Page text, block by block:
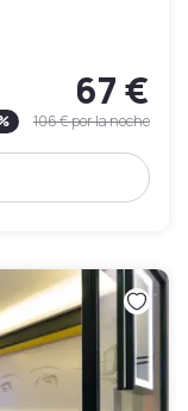
67 €
106 €por la noche